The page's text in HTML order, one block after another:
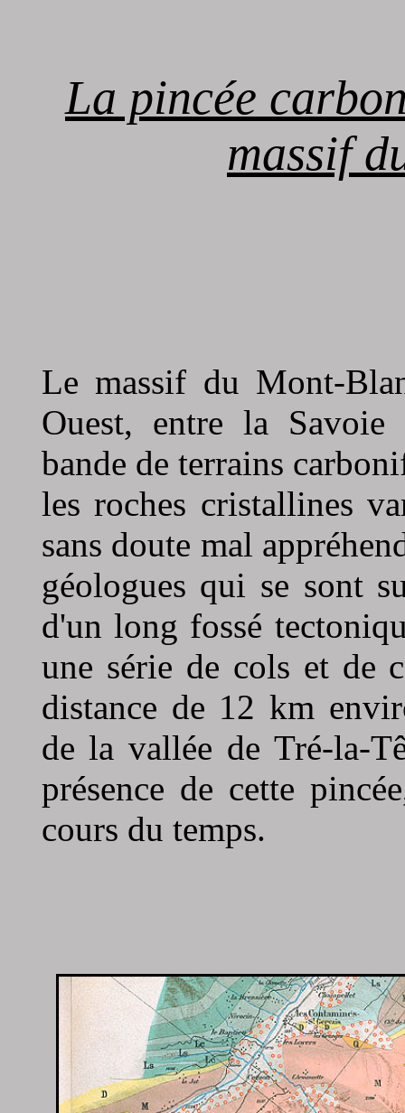
La pincée
massif
Le massif du Mont-
Ouest, entre la
bande de terrains
les roches cristallines
sans doute mal
géologues qui se sont
d'un long fossé
une série de cols et de
distance de 12 km
de la vallée de Tré-la-
présence de cette
cours du temps.